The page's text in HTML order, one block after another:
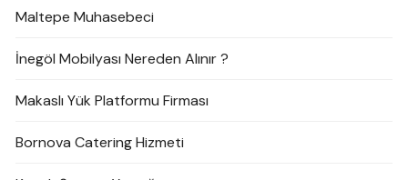
Maltepe Muhasebeci
İnegöl Mobilyası Nereden Alınır ?
Makaslı Yük Platformu Firması
Bornova Catering Hizmeti